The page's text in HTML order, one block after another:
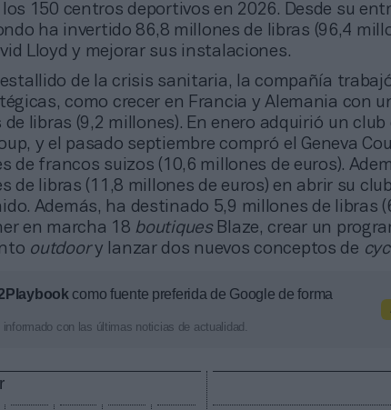
150 centros deportivos en 2026. Desde su
ha invertido 86,8 millones de libras (96,4
Lloyd y mejorar sus instalaciones.
de la crisis sanitaria, la compañía
como crecer en Francia y Alemania con
libras (9,2 millones). En enero adquirió un club
y el pasado septiembre compró el Geneva
de francos suizos (10,6 millones de euros).
de libras (11,8 millones de euros) en abrir su
Además, ha destinado 5,9 millones de libras
en marcha 18 boutiques Blaze, crear un
outdoory lanzar dos nuevos conceptos de
como fuente preferida de Google de forma
informado con las últimas noticias de actualidad.